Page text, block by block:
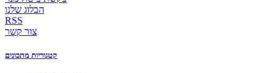
הבלוג שלנו
RSS
צור קשר
קטגוריות מתכונים